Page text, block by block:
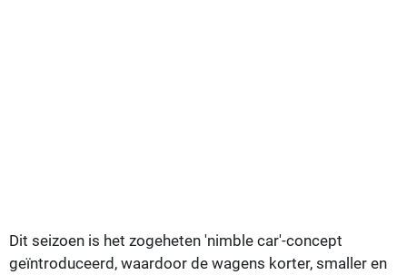
Dit seizoen is het zogeheten 'nimble car'-concept
geïntroduceerd, waardoor de wagens korter, smaller en